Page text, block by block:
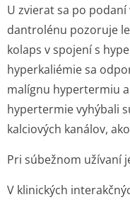
U zvierat sa po
dantrolénu pozoruje
kolaps v spojení s
hyperkaliémie sa
malígnu hypertermiu
hypertermie vyhýbali
kalciových kanálov,
Pri súbežnom užívaní
V klinických